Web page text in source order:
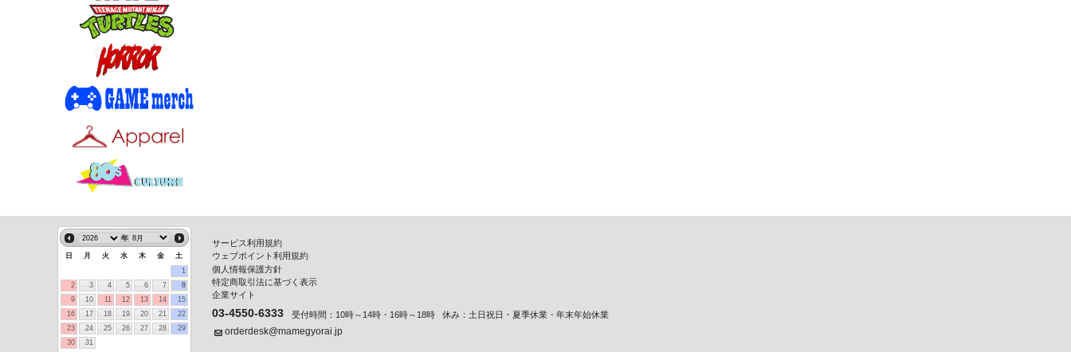
年
日 月 火 水 木 金
土
1
2
3 4 5 6 7
8
9
10 11 12 13 14
15
16
17 18 19 20 21
22
23
24 25 26 27 28
29
30
31
サービス利用規約
ウェブポイント利用規約
個人情報保護方針
特定商取引法に基づく表示
企業サイト
03-4550-6333 受付時間：10時～14時・16時～18時 休み：土日祝日・夏季休業・年末年始休業
orderdesk@mamegyorai.jp